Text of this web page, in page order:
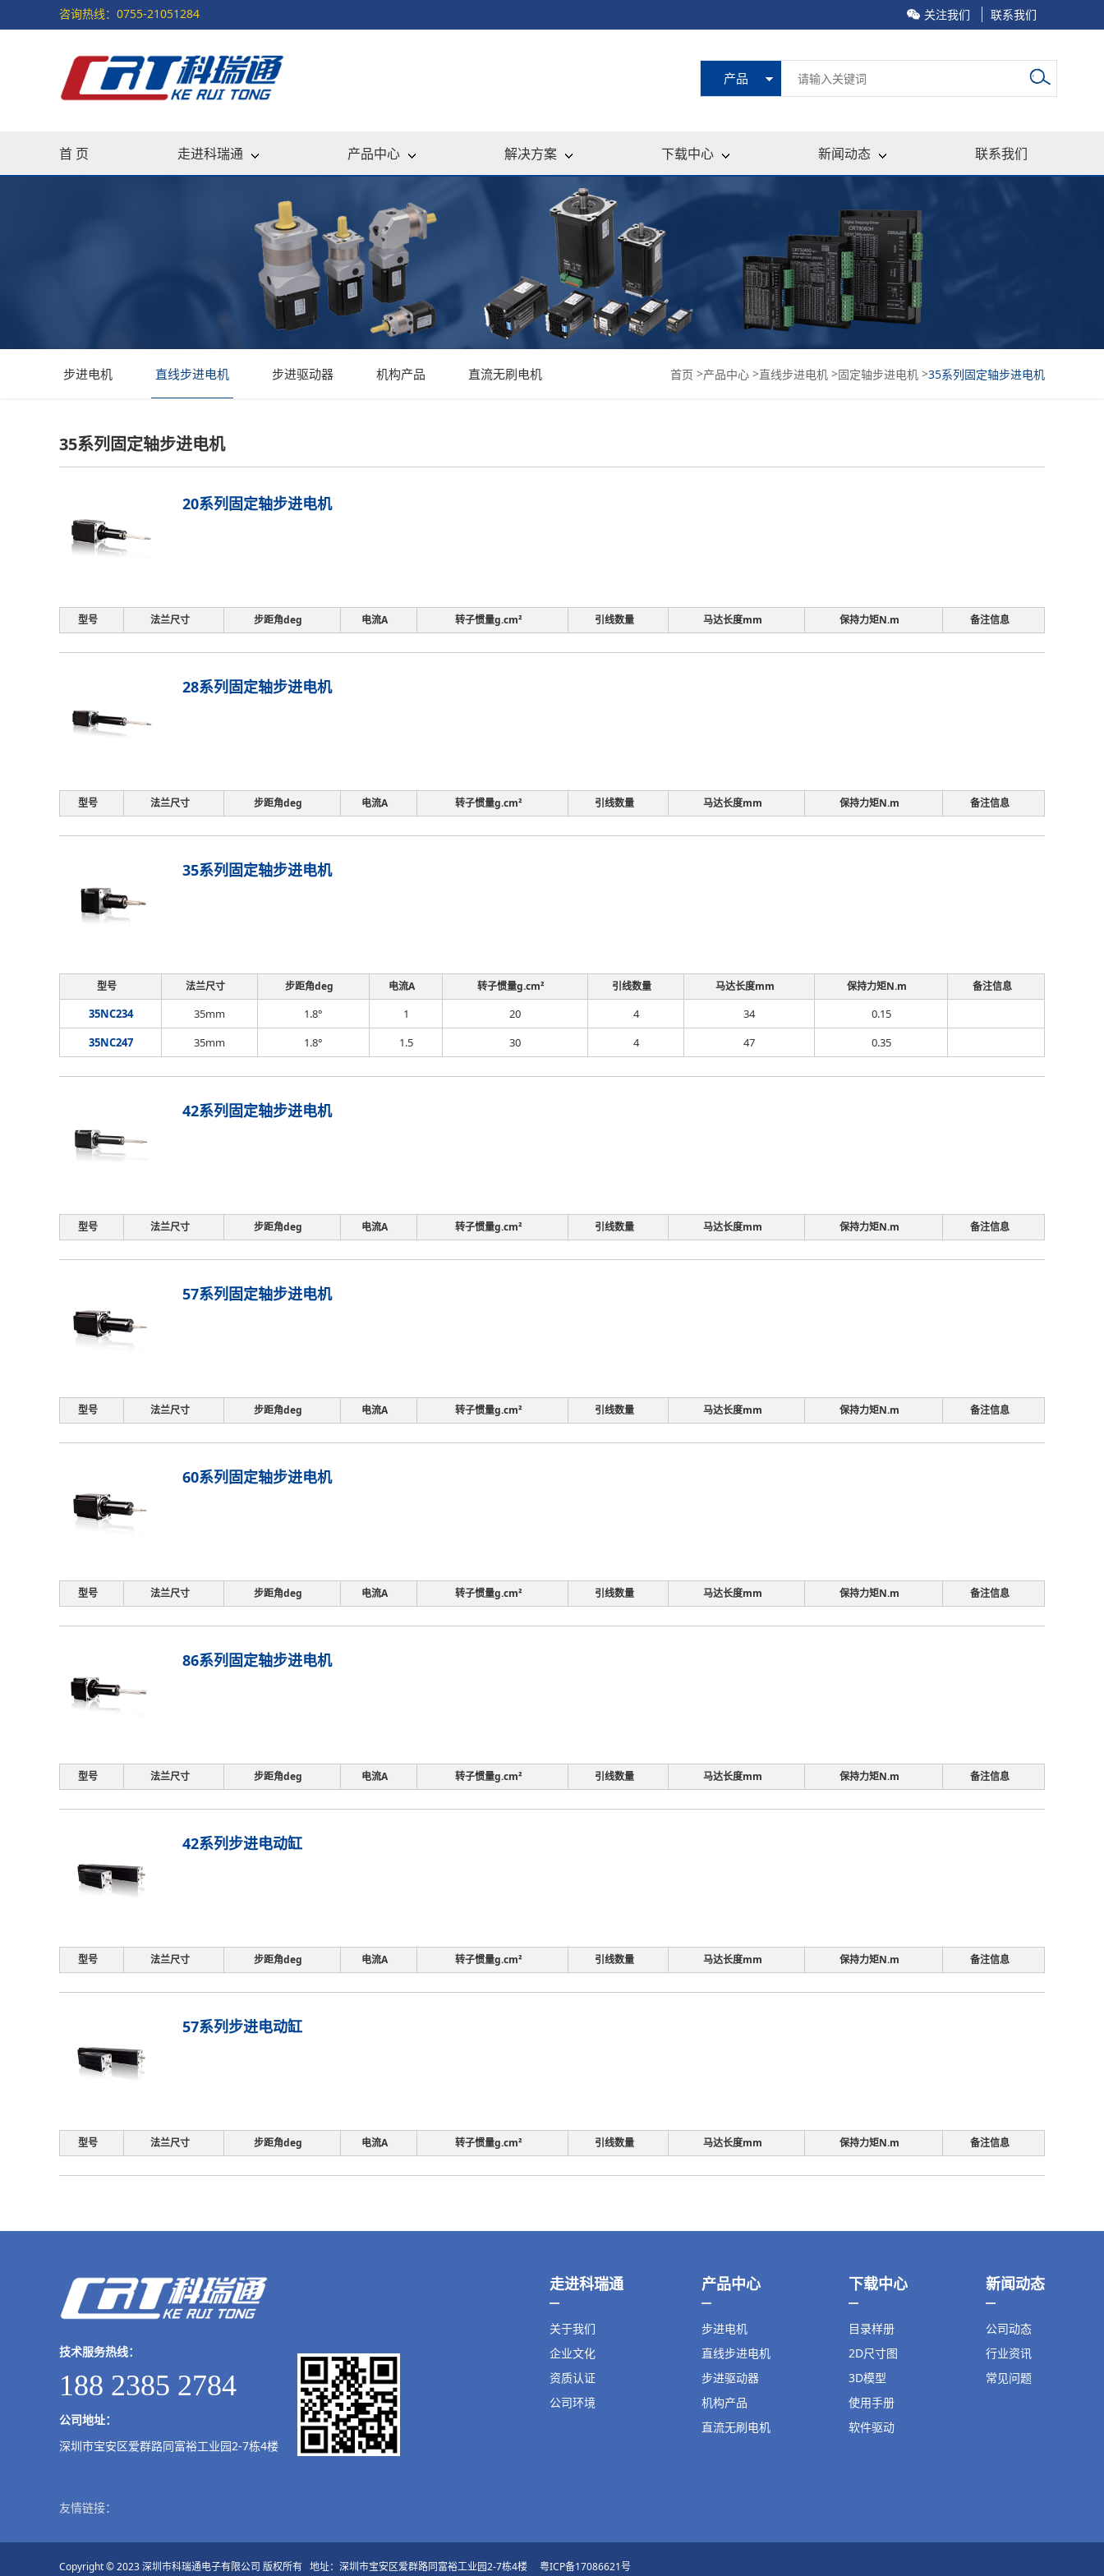
咨询热线：0755-21051284 关注我们 联系我们
产品
首 页 走进科瑞通 产品中心 解决方案 下载中心 新闻动态 联系我们
步进电机 直线步进电机 步进驱动器 机构产品 直流无刷电机 首页 >产品中心 >直线步进电机 >固定轴步进电机 >35系列固定轴步进电机
35系列固定轴步进电机
20系列固定轴步进电机
型号 法兰尺寸 步距角deg 电流A 转子惯量g.cm² 引线数量 马达长度mm 保持力矩N.m 备注信息
28系列固定轴步进电机
型号 法兰尺寸 步距角deg 电流A 转子惯量g.cm² 引线数量 马达长度mm 保持力矩N.m 备注信息
35系列固定轴步进电机
型号 法兰尺寸 步距角deg 电流A 转子惯量g.cm² 引线数量 马达长度mm 保持力矩N.m 备注信息
35NC234 35mm 1.8° 1 20 4 34
0.15
35NC247
35mm 1.8° 1.5 30 4 47 0.35
42系列固定轴步进电机
型号 法兰尺寸 步距角deg 电流A 转子惯量g.cm² 引线数量 马达长度mm 保持力矩N.m 备注信息
57系列固定轴步进电机
型号 法兰尺寸 步距角deg 电流A 转子惯量g.cm² 引线数量 马达长度mm 保持力矩N.m 备注信息
60系列固定轴步进电机
型号 法兰尺寸 步距角deg 电流A 转子惯量g.cm² 引线数量 马达长度mm 保持力矩N.m 备注信息
86系列固定轴步进电机
型号 法兰尺寸 步距角deg 电流A 转子惯量g.cm² 引线数量 马达长度mm 保持力矩N.m 备注信息
42系列步进电动缸
型号 法兰尺寸 步距角deg 电流A 转子惯量g.cm² 引线数量 马达长度mm 保持力矩N.m 备注信息
57系列步进电动缸
型号 法兰尺寸 步距角deg 电流A 转子惯量g.cm² 引线数量 马达长度mm 保持力矩N.m 备注信息
走进科瑞通
关于我们
企业文化
资质认证
公司环境
产品中心
步进电机
直线步进电机
步进驱动器
机构产品
直流无刷电机
下载中心
目录样册
2D尺寸图
3D模型
使用手册
软件驱动
新闻动态
公司动态
行业资讯
常见问题
技术服务热线：
188 2385 2784
公司地址：
深圳市宝安区爱群路同富裕工业园2-7栋4楼
友情链接：
Copyright © 2023 深圳市科瑞通电子有限公司 版权所有 地址：深圳市宝安区爱群路同富裕工业园2-7栋4楼 粤ICP备17086621号